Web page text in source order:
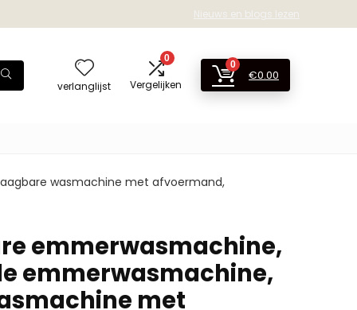
Nieuws en blogs lezen
verlanglijst
0
Vergelijken
0
€0.00
wasmachine met afvoermand,
emmerwasmachine,
emmerwasmachine,
met